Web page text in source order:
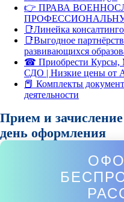
👉 ПРАВА
📑Линейка
📑Выгодное
развивающихся
☎ Приобрести Курсы,
СДО | Низкие цены
📕 Комплекты
деятельности
Прием и
день оформления